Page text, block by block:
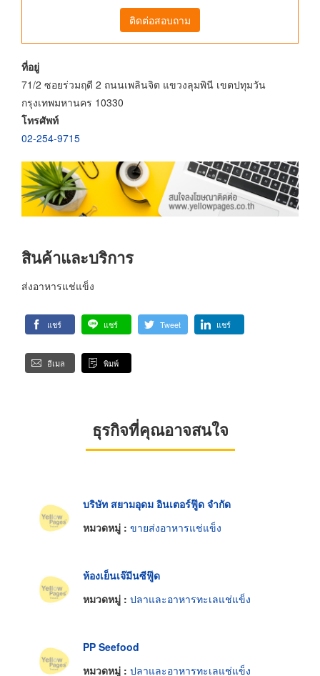
ติดต่อสอบถาม
ที่อยู่
71/2 ซอยร่วมฤดี 2 ถนนเพลินจิต แขวงลุมพินี เขตปทุมวัน
กรุงเทพมหานคร 10330
โทรศัพท์
02-254-9715
สินค้าและบริการ
ส่งอาหารแช่แข็ง
แชร์ แชร์ Tweet แชร์
อีเมล พิมพ์
ธุรกิจที่คุณอาจสนใจ
บริษัท สยามอุดม อินเตอร์ฟู๊ด จำกัด
หมวดหมู่ : ขายส่งอาหารแช่แข็ง
ห้องเย็นเจ๊มีนซีฟู๊ด
หมวดหมู่ : ปลาและอาหารทะเลแช่แข็ง
PP Seefood
หมวดหมู่ : ปลาและอาหารทะเลแช่แข็ง